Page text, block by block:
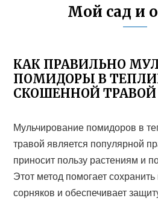
Мой сад и
КАК ПРАВИЛЬНО
ПОМИДОРЫ В
СКОШЕННОЙ ТРАВОЙ
Мульчирование помидоров в
травой является популярной
приносит пользу растениям и
Этот метод помогает
сорняков и обеспечивает